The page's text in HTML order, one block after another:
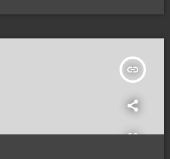
insert_link